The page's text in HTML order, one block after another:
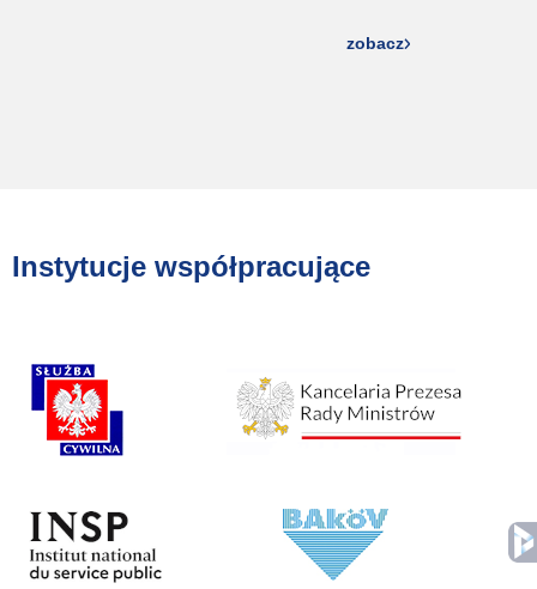
zobacz
Instytucje współpracujące